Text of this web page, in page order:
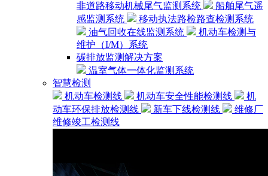
非道路移动机械尾气监测系统
船舶尾气遥
感监测系统
移动执法路检路查检测系统
油气回收在线监测系统
机动车检测与
维护（I/M）系统
碳排放监测解决方案
温室气体一体化监测系统
智慧检测
机动车检测线
机动车安全性能检测线
机
动车环保排放检测线
新车下线检测线
维修厂
维修竣工检测线